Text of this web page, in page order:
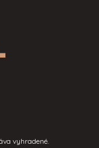
vyhradené.